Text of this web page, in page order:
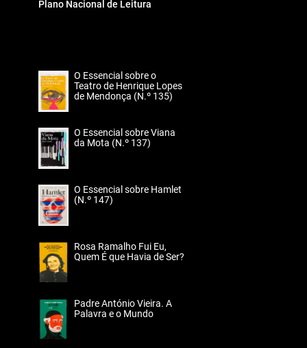
Plano Nacional de Leitura
O Essencial sobre o
Teatro de Henrique Lopes
de Mendonça (N.º 135)
O Essencial sobre Viana
da Mota (N.º 137)
O Essencial sobre Hamlet
(N.º 147)
Rosa Ramalho Fui Eu,
Quem É que Havia de Ser?
Padre António Vieira. A
Palavra e o Mundo